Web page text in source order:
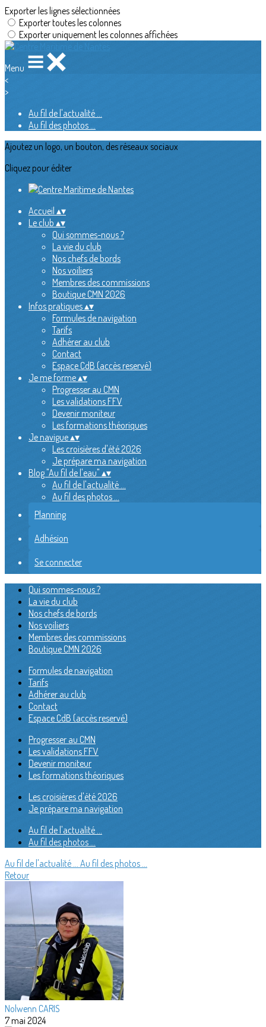
Exporter les lignes sélectionnées
Exporter toutes les colonnes
Exporter uniquement les colonnes affichées
Menu
<
>
Au fil de l'actualité ...
Au fil des photos ...
Ajoutez un logo, un bouton, des réseaux sociaux
Cliquez pour éditer
Accueil ▴▾
Le club ▴▾
Qui sommes-nous ?
La vie du club
Nos chefs de bords
Nos voiliers
Membres des commissions
Boutique CMN 2026
Infos pratiques▴▾
Formules de navigation
Tarifs
Adhérer au club
Contact
Espace CdB (accès reservé)
Je me forme▴▾
Progresser au CMN
Les validations FFV
Devenir moniteur
Les formations théoriques
Je navigue▴▾
Les croisières d'été 2026
Je prépare ma navigation
Blog "Au fil de l'eau" ▴▾
Au fil de l'actualité ...
Au fil des photos ...
Planning
Adhésion
Se connecter
Qui sommes-nous ?
La vie du club
Nos chefs de bords
Nos voiliers
Membres des commissions
Boutique CMN 2026
Formules de navigation
Tarifs
Adhérer au club
Contact
Espace CdB (accès reservé)
Progresser au CMN
Les validations FFV
Devenir moniteur
Les formations théoriques
Les croisières d'été 2026
Je prépare ma navigation
Au fil de l'actualité ...
Au fil des photos ...
Au fil de l'actualité ... Au fil des photos ...
Retour
Nolwenn CARIS
7 mai 2024